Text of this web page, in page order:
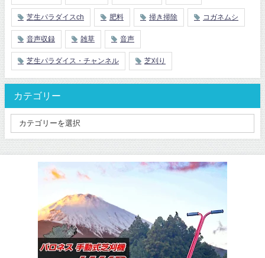
芝生パラダイスch 肥料 掃き掃除 コガネムシ
音声収録 雑草 音声
芝生パラダイス・チャンネル 芝刈り
カテゴリー